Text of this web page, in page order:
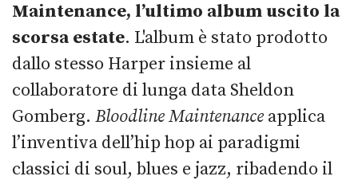
Maintenance, l’ultimo album uscito la
scorsa estate. L'album è stato prodotto
dallo stesso Harper insieme al
collaboratore di lunga data Sheldon
Gomberg. Bloodline Maintenance applica
l’inventiva dell’hip hop ai paradigmi
classici di soul, blues e jazz, ribadendo il